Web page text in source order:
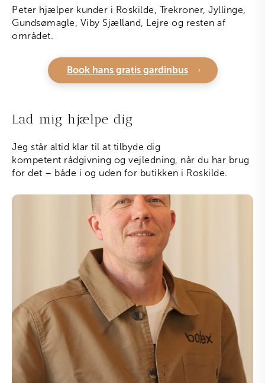
Peter hjælper kunder i Roskilde, Trekroner, Jyllinge,
Gundsømagle, Viby Sjælland, Lejre og resten af
området.
Book hans gratis gardinbus
Lad mig hjælpe dig
Jeg står altid klar til at tilbyde dig
kompetent rådgivning og vejledning, når du har brug
for det – både i og uden for butikken i Roskilde.